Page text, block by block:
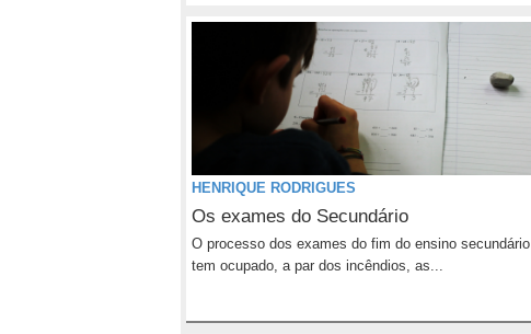
HENRIQUE RODRIGUES
Os exames do Secundário
O processo dos exames do fim do ensino secundário
tem ocupado, a par dos incêndios, as...